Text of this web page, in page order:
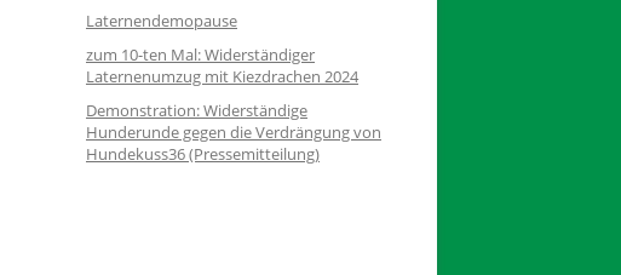
Laternendemopause
zum 10-ten Mal: Widerständiger
Laternenumzug mit Kiezdrachen 2024
Demonstration: Widerständige
Hunderunde gegen die Verdrängung von
Hundekuss36 (Pressemitteilung)